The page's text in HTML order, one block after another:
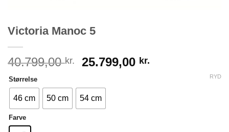
Victoria Manoc 5
40.799,00kr.
Den
pris
var:
40.799,00 kr..
25.799,00 kr.
Størrelse
46 cm 50 cm 54 cm
Farve
RYD